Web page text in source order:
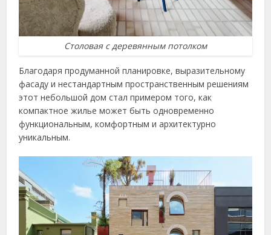
Столовая с деревянным потолком
Благодаря продуманной планировке, выразительному
фасаду и нестандартным пространственным решениям
этот небольшой дом стал примером того, как
компактное жилье может быть одновременно
функциональным, комфортным и архитектурно
уникальным.